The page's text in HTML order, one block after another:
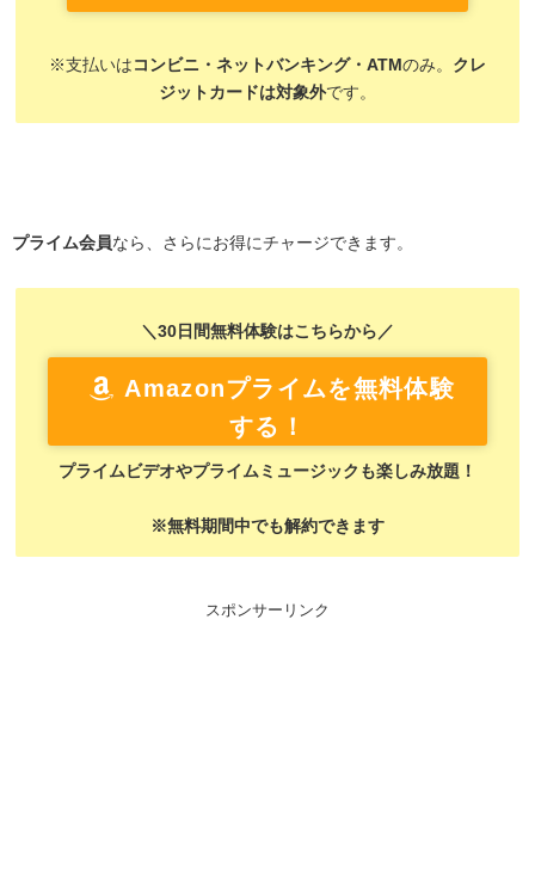
※支払いは コンビニ・ネットバンキング・ATMのみ。 クレ
ジットカードは対象外です。
プライム会員なら、さらにお得にチャージできます。
＼30日間無料体験はこちらから／
Amazonプライムを無料体験
する！
プライムビデオやプライムミュージックも楽しみ放題！
※無料期間中でも解約できます
スポンサーリンク